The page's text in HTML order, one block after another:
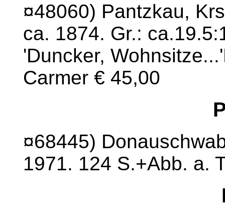
¤48060) Pantzkau,
ca. 1874. Gr.:
'Duncker,
Carmer € 45,00
¤68445)
1971. 124 S.+Abb. a.